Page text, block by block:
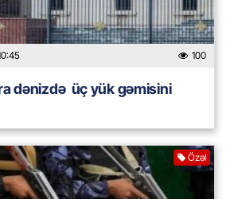
100
dənizdə üç yük gəmisini
Özəl